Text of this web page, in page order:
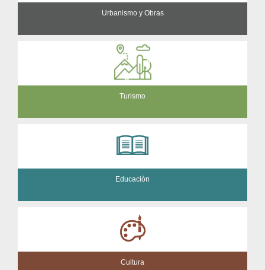
Urbanismo y Obras
Turismo
Educación
Cultura